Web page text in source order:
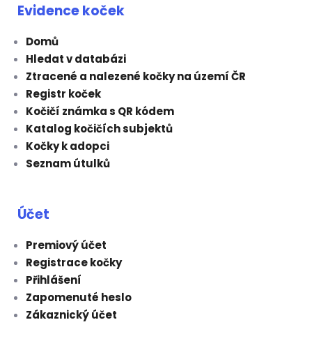
Evidence koček
Domů
Hledat v databázi
Ztracené a nalezené kočky na území ČR
Registr koček
Kočičí známka s QR kódem
Katalog kočičích subjektů
Kočky k adopci
Seznam útulků
Účet
Premiový účet
Registrace kočky
Přihlášení
Zapomenuté heslo
Zákaznický účet